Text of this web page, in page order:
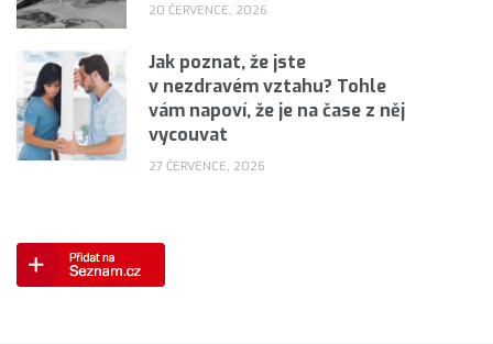
20 ČERVENCE, 2026
Jak poznat, že jste
v nezdravém vztahu? Tohle
vám napoví, že je na čase z něj
vycouvat
27 ČERVENCE, 2026